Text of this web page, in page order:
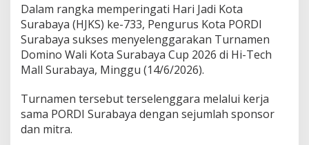
Dalam rangka memperingati Hari Jadi Kota
Surabaya (HJKS) ke-733, Pengurus Kota PORDI
Surabaya sukses menyelenggarakan Turnamen
Domino Wali Kota Surabaya Cup 2026 di Hi-Tech
Mall Surabaya, Minggu (14/6/2026).
Turnamen tersebut terselenggara melalui kerja
sama PORDI Surabaya dengan sejumlah sponsor
dan mitra.